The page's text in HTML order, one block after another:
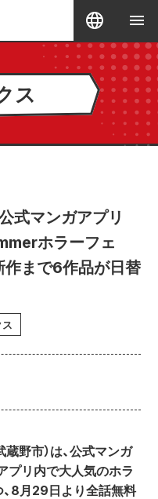
ス
式マンガアプリ
ホラーフェ
まで6作品が日替
野市）は、公式マンガ
プリ内で大人気のホラ
8月29日より全話無料